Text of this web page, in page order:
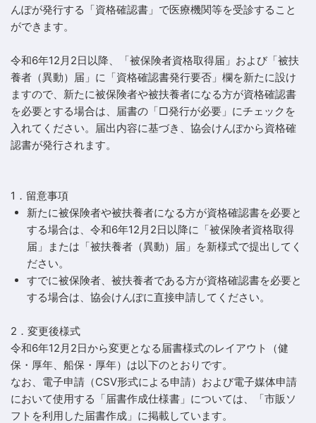
んぽが発行する「資格確認書」で医療機関等を受診すること
ができます。
令和6年12月2日以降、「被保険者資格取得届」および「被扶
養者（異動）届」に「資格確認書発行要否」欄を新たに設け
ますので、新たに被保険者や被扶養者になる方が資格確認書
を必要とする場合は、届書の「□発行が必要」にチェックを
入れてください。届出内容に基づき、協会けんぽから資格確
認書が発行されます。
1．留意事項
新たに被保険者や被扶養者になる方が資格確認書を必要と
する場合は、令和6年12月2日以降に「被保険者資格取得
届」または「被扶養者（異動）届」を新様式で提出してく
ださい。
すでに被保険者、被扶養者である方が資格確認書を必要と
する場合は、協会けんぽに直接申請してください。
2．変更後様式
令和6年12月2日から変更となる届書様式のレイアウト（健
保・厚年、船保・厚年）は以下のとおりです。
なお、電子申請（CSV形式による申請）および電子媒体申請
において使用する「届書作成仕様書」については、「市販ソ
フトを利用した届書作成 」に掲載しています。